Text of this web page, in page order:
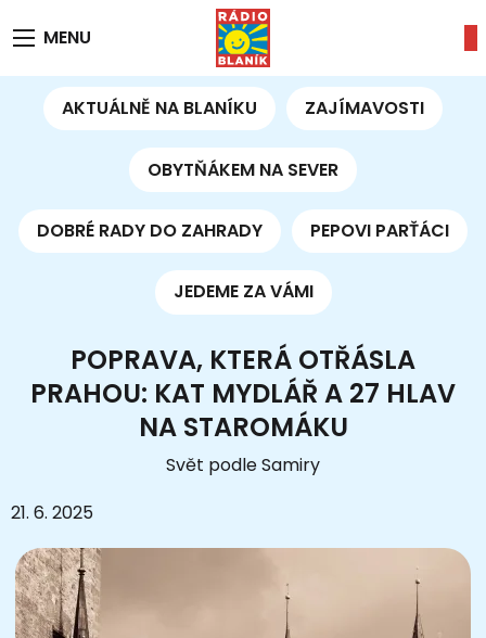
MENU
AKTUÁLNĚ NA BLANÍKU ZAJÍMAVOSTI
OBYTŇÁKEM NA SEVER
DOBRÉ RADY DO ZAHRADY PEPOVI PARŤÁCI
JEDEME ZA VÁMI
POPRAVA, KTERÁ OTŘÁSLA
PRAHOU: KAT MYDLÁŘ A 27 HLAV
NA STAROMÁKU
Svět podle Samiry
21. 6. 2025